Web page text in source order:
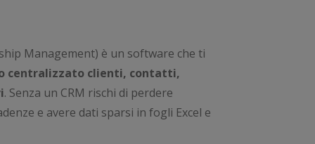
Management) è un software che ti
centralizzato clienti, contatti,
. Senza un CRM rischi di perdere
e avere dati sparsi in fogli Excel e